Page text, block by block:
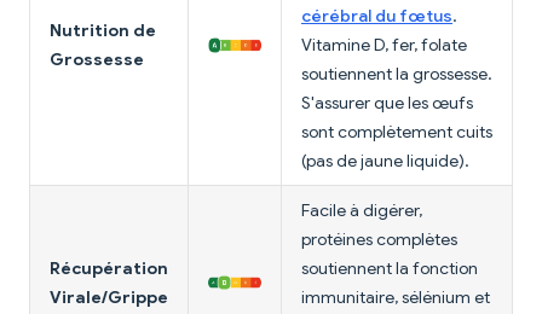
Nutrition de
Grossesse
cérébral du fœtus.
Vitamine D, fer, folate
soutiennent la grossesse.
S'assurer que les œufs
sont complètement cuits
(pas de jaune liquide).
Récupération
Virale/Grippe
Facile à digérer,
protéines complètes
soutiennent la fonction
immunitaire, sélénium et